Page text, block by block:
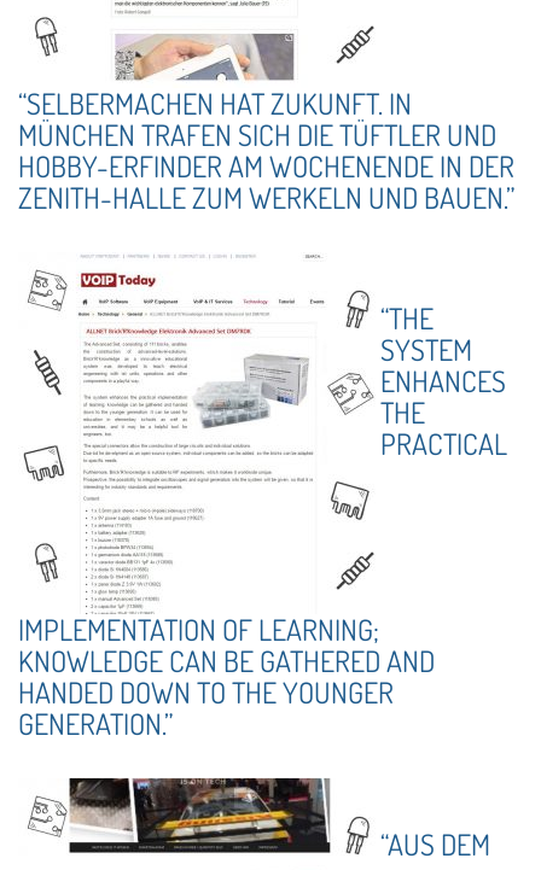
“SELBERMACHEN HAT ZUKUNFT. IN
MÜNCHEN TRAFEN SICH DIE TÜFTLER UND
HOBBY-ERFINDER AM WOCHENENDE IN DER
ZENITH-HALLE ZUM WERKELN UND BAUEN.”
“THE
SYSTEM
ENHANCES
THE
PRACTICAL
IMPLEMENTATION OF LEARNING;
KNOWLEDGE CAN BE GATHERED AND
HANDED DOWN TO THE YOUNGER
GENERATION.”
“AUS DEM